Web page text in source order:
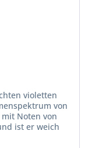
violetten
von
Noten von
ist er weich